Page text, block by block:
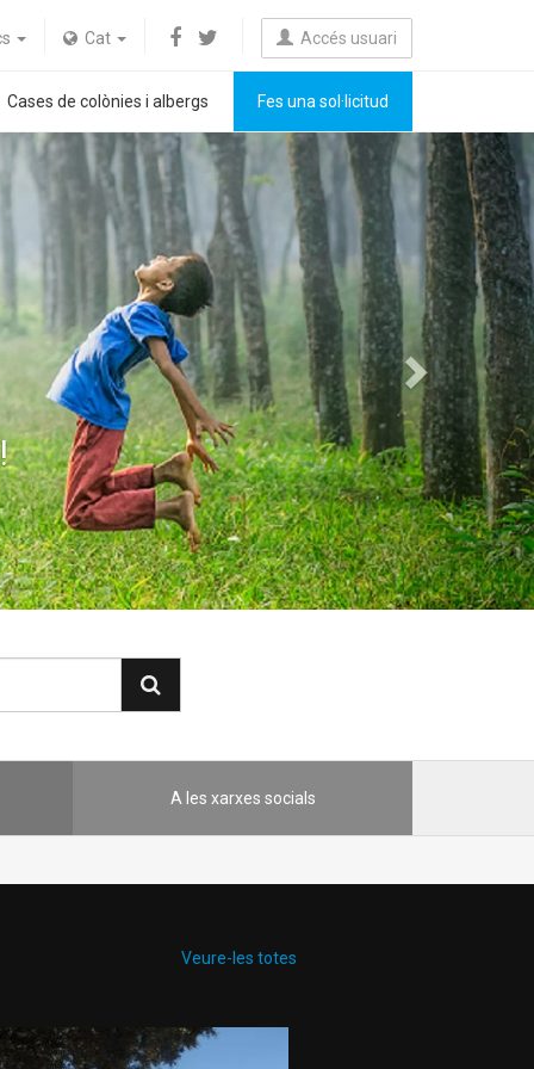
Accés usuari
Cat
Fes una sol·licitud
Cases de colònies i albergs
Next
A les xarxes socials
Veure-les totes